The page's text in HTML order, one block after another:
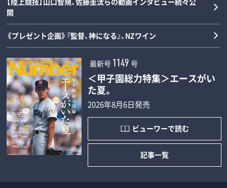
開
《プレゼント企画》『監督、神になる』、NZワイン
最新号 1149 号
＜甲子園総力特集＞エースがい
た夏。
2026年8月6日発売
ビューワーで読む
記事一覧